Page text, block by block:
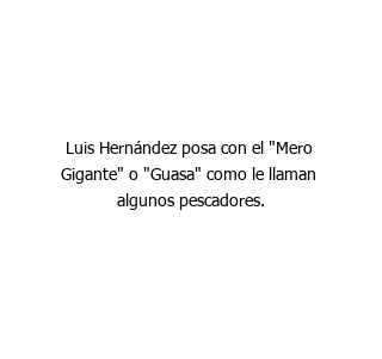
Luis Hernández posa con el "Mero
Gigante" o "Guasa" como le llaman
algunos pescadores.